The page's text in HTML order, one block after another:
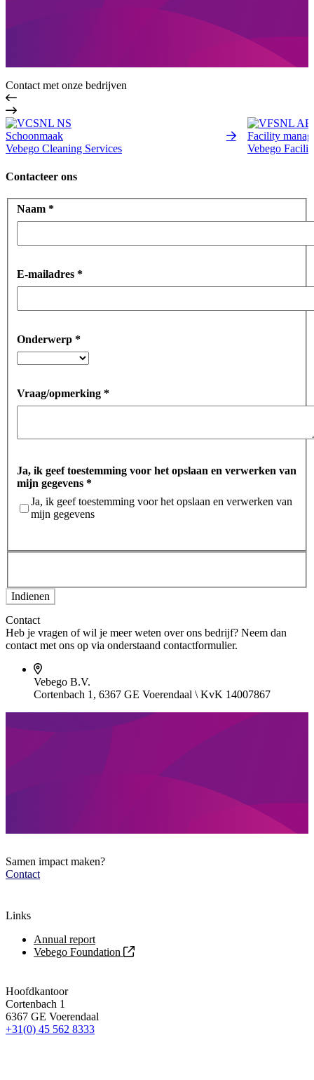
Contact met onze bedrijven
Schoonmaak
Vebego Cleaning Services
Facility
Vebego
Contacteer ons
Naam *
E-mailadres *
Onderwerp *
Vraag/opmerking *
Ja, ik geef toestemming voor het opslaan en verwerken van
mijn gegevens *
Ja, ik geef toestemming voor het opslaan en verwerken van
mijn gegevens
Contact
Heb je vragen of wil je meer weten over ons bedrijf? Neem dan
contact met ons op via onderstaand contactformulier.
Vebego B.V.
Cortenbach 1, 6367 GE Voerendaal \ KvK 14007867
Samen impact maken?
Contact
Links
Annual report
Vebego Foundation
Hoofdkantoor
Cortenbach 1
6367 GE Voerendaal
+31(0) 45 562 8333